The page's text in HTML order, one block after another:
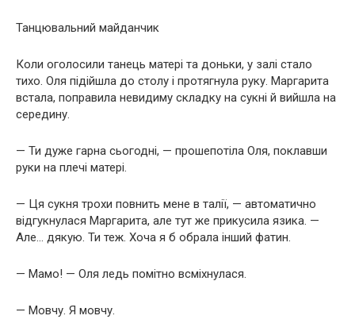
Танцювальний майданчик
Коли оголосили танець матері та доньки, у залі стало
тихо. Оля підійшла до столу і протягнула руку. Маргарита
встала, поправила невидиму складку на сукні й вийшла на
середину.
— Ти дуже гарна сьогодні, — прошепотіла Оля, поклавши
руки на плечі матері.
— Ця сукня трохи повнить мене в талії, — автоматично
відгукнулася Маргарита, але тут же прикусила язика. —
Але… дякую. Ти теж. Хоча я б обрала інший фатин.
— Мамо! — Оля ледь помітно всміхнулася.
— Мовчу. Я мовчу.